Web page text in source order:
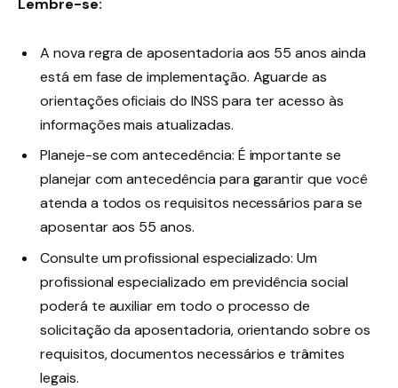
Lembre-se:
A nova regra de aposentadoria aos 55 anos ainda
está em fase de implementação. Aguarde as
orientações oficiais do INSS para ter acesso às
informações mais atualizadas.
Planeje-se com antecedência: É importante se
planejar com antecedência para garantir que você
atenda a todos os requisitos necessários para se
aposentar aos 55 anos.
Consulte um profissional especializado: Um
profissional especializado em previdência social
poderá te auxiliar em todo o processo de
solicitação da aposentadoria, orientando sobre os
requisitos, documentos necessários e trâmites
legais.